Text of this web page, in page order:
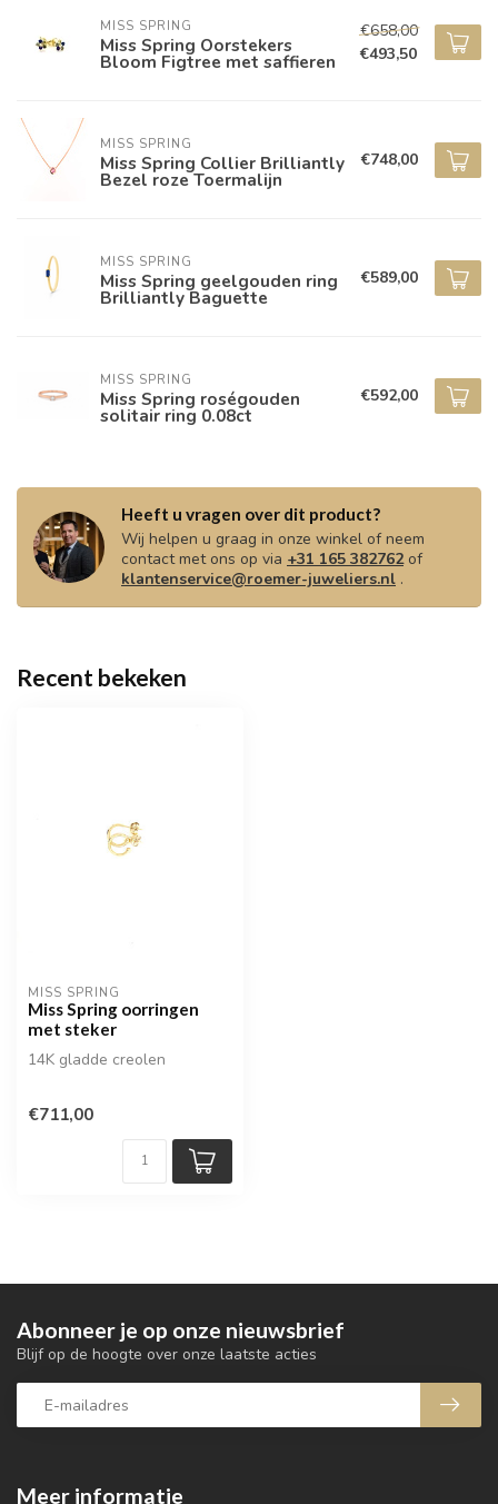
MISS SPRING
Miss Spring Oorstekers
Bloom Figtree met saffieren
€658,00
€493,50
MISS SPRING
Miss Spring Collier Brilliantly
Bezel roze Toermalijn
€748,00
MISS SPRING
Miss Spring geelgouden ring
Brilliantly Baguette
€589,00
MISS SPRING
Miss Spring roségouden
solitair ring 0.08ct
€592,00
Heeft u vragen over dit product?
Wij helpen u graag in onze winkel of neem
contact met ons op via +31 165 382762of
klantenservice@roemer-juweliers.nl .
Recent bekeken
MISS SPRING
Miss Spring oorringen
met steker
14K gladde creolen
€711,00
Meer informatie
Abonneer je op onze nieuwsbrief
Blijf op de hoogte over onze laatste acties